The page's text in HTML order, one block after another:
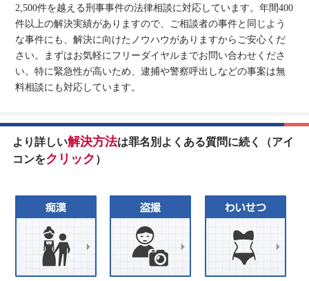
2,500件を越える刑事事件の法律相談に対応しています。年間400
件以上の解決実績がありますので、ご相談者の事件と同じよう
な事件にも、解決に向けたノウハウがありますからご安心くだ
さい。まずはお気軽にフリーダイヤルまでお問い合わせくださ
い。特に緊急性が高いため、逮捕や警察呼出しなどの事案は無
料相談にも対応しています。
より詳しい解決方法は罪名別よくある質問に続く（アイ
コンをクリック ）